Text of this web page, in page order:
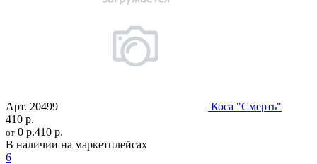
Арт. 20499
Коса "Смерть"
410 р.
от 0 р.410 р.
В наличии на маркетплейсах
6